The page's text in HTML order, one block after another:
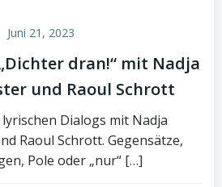
Juni 21, 2023
dran!“ mit Nadja
und Raoul Schrott
lyrischen Dialogs mit Nadja
Raoul Schrott. Gegensätze,
Pole oder „nur“ […]